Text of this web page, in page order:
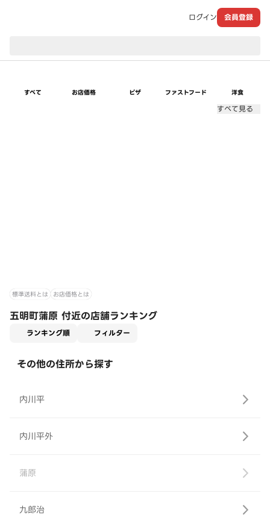
ログイン 会員登録
すべて お店価格 ピザ ファストフード 洋食
すべて見る
標準送料とは お店価格とは
五明町蒲原 付近の店舗ランキング
ランキング順 フィルター
その他の住所から探す
内川平
内川平外
蒲原
九郎治